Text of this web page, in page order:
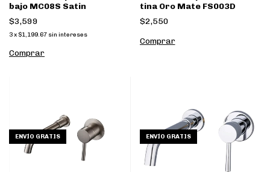
bajo MC08S Satin
$3,599
3x $1,199.67 sin intereses
tina Oro Mate FS003D
$2,550
ENVÍO GRATIS ENVÍO GRATIS